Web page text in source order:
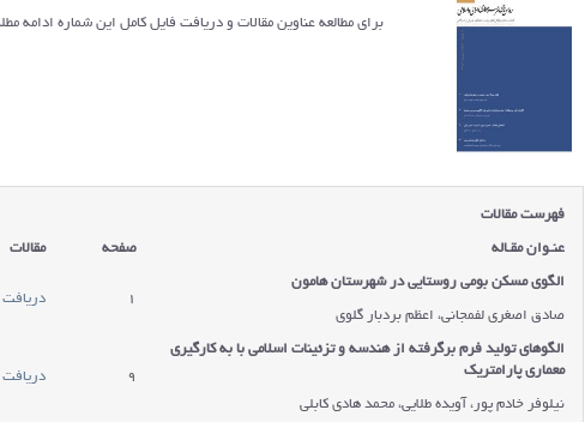
برای مطالعه عناوین مقالات و دریافت فایل کامل این شماره ادامه
فهرست مقالات
عنـوان مقـاله صفحه مقالات
الگوی مسکن بومی روستایی در شهرستان هامون
1
دریافت
صادق اصغری لفمجانی، اعظم بردبار گلوی
الگوهای تولید فرم برگرفته از هندسه و تزئینات اسلامی با به کارگیری
معماری پارامتریک
9
دریافت
نیلوفر خادم پور، آویده طلایی، محمد هادی کابلی